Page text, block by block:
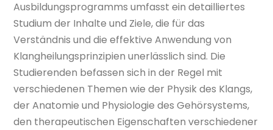
Ausbildungsprogramms umfasst ein detailliertes
Studium der Inhalte und Ziele, die für das
Verständnis und die effektive Anwendung von
Klangheilungsprinzipien unerlässlich sind. Die
Studierenden befassen sich in der Regel mit
verschiedenen Themen wie der Physik des Klangs,
der Anatomie und Physiologie des Gehörsystems,
den therapeutischen Eigenschaften verschiedener